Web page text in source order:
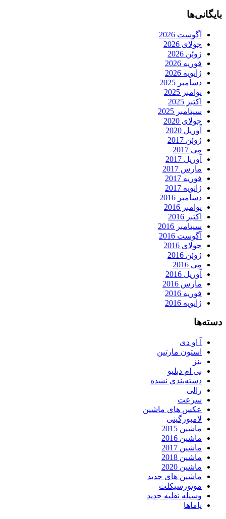
بایگانی‌ها
آگوست 2026
جولای 2026
ژوئن 2026
فوریه 2026
ژانویه 2026
دسامبر 2025
نوامبر 2025
اکتبر 2025
سپتامبر 2025
جولای 2020
آوریل 2020
ژوئن 2017
می 2017
آوریل 2017
مارس 2017
فوریه 2017
ژانویه 2017
دسامبر 2016
نوامبر 2016
اکتبر 2016
سپتامبر 2016
آگوست 2016
جولای 2016
ژوئن 2016
می 2016
آوریل 2016
مارس 2016
فوریه 2016
ژانویه 2016
دسته‌ها
آ او دی
استون مارتین
بنز
بی ام دبلیو
دسته‌بندی نشده
رالی
سرعت
عکس های ماشین
لامبورگینی
ماشین 2015
ماشین 2016
ماشین 2017
ماشین 2018
ماشین 2020
ماشین های جدید
موتورسیکلت
وسیله نقلیه جدید
یاماها